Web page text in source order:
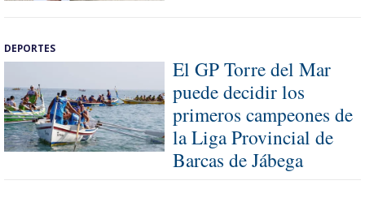
DEPORTES
El GP Torre del Mar
puede decidir los
primeros campeones de
la Liga Provincial de
Barcas de Jábega